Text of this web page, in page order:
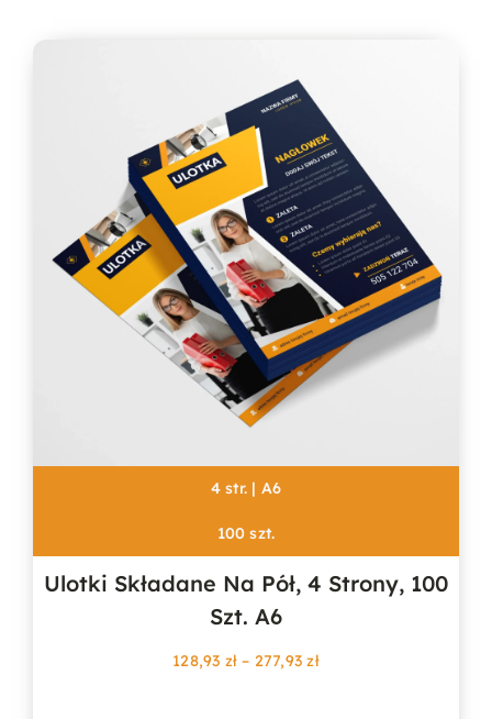
4 str. | A6
100 szt.
Ulotki Składane Na Pół, 4 Strony, 100
Szt. A6
128,93 zł – 277,93złZakres